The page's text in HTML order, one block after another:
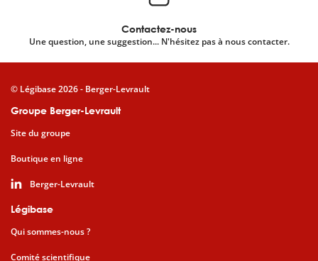
Contactez-nous
Une question, une suggestion... N'hésitez pas à nous contacter.
Groupe Berger-Levrault
Site du groupe
Boutique en ligne
Berger-Levrault
Légibase
Qui sommes-nous ?
Comité scientifique
© Légibase 2026 - Berger-Levrault